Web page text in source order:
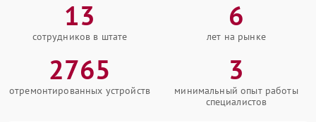
13
сотрудников в штате
6
лет на рынке
2765
отремонтированных устройств
3
минимальный опыт работы
специалистов